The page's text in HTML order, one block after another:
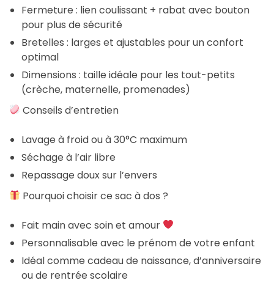
Fermeture : lien coulissant + rabat avec bouton
pour plus de sécurité
Bretelles : larges et ajustables pour un confort
optimal
Dimensions : taille idéale pour les tout-petits
(crèche, maternelle, promenades)
Conseils d’entretien
Lavage à froid ou à 30°C maximum
Séchage à l’air libre
Repassage doux sur l’envers
Pourquoi choisir ce sac à dos ?
Fait main avec soin et amour
Personnalisable avec le prénom de votre enfant
Idéal comme cadeau de naissance, d’anniversaire
ou de rentrée scolaire